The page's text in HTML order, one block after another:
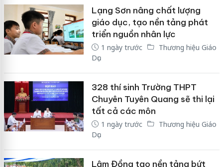
Lạng Sơn nâng chất lượng
giáo dục, tạo nền tảng phát
triển nguồn nhân lực
1 ngày trước
Thương hiệu Giáo
Dục
328 thí sinh Trường THPT
Chuyên Tuyên Quang sẽ thi lại
tất cả các môn
1 ngày trước
Thương hiệu Giáo
Dục
Lâm Đồng tạo nền tảng bứt